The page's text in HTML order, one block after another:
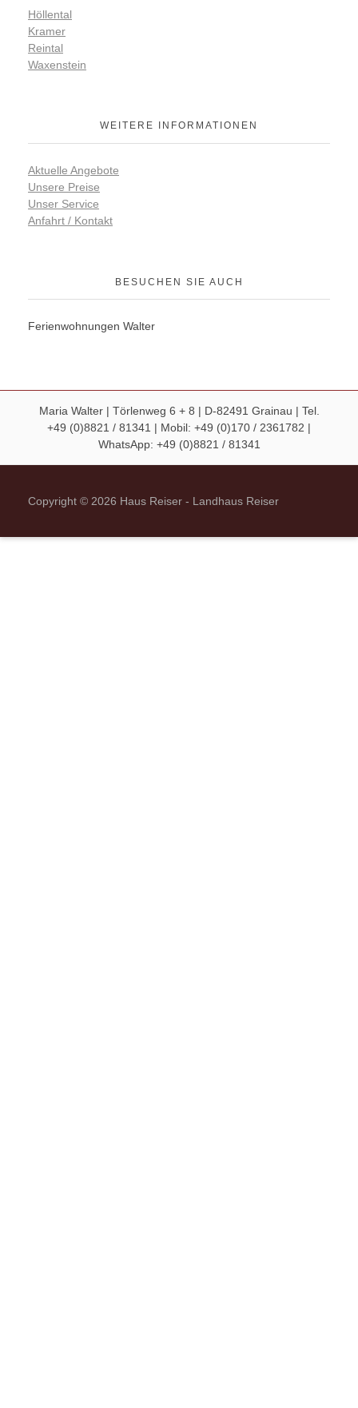
Höllental
Kramer
Reintal
Waxenstein
WEITERE INFORMATIONEN
Aktuelle Angebote
Unsere Preise
Unser Service
Anfahrt / Kontakt
BESUCHEN SIE AUCH
Ferienwohnungen Walter
Maria Walter | Törlenweg 6 + 8 | D-82491 Grainau | Tel.
+49 (0)8821 / 81341 | Mobil: +49 (0)170 / 2361782 |
WhatsApp: +49 (0)8821 / 81341
Copyright © 2026 Haus Reiser - Landhaus Reiser